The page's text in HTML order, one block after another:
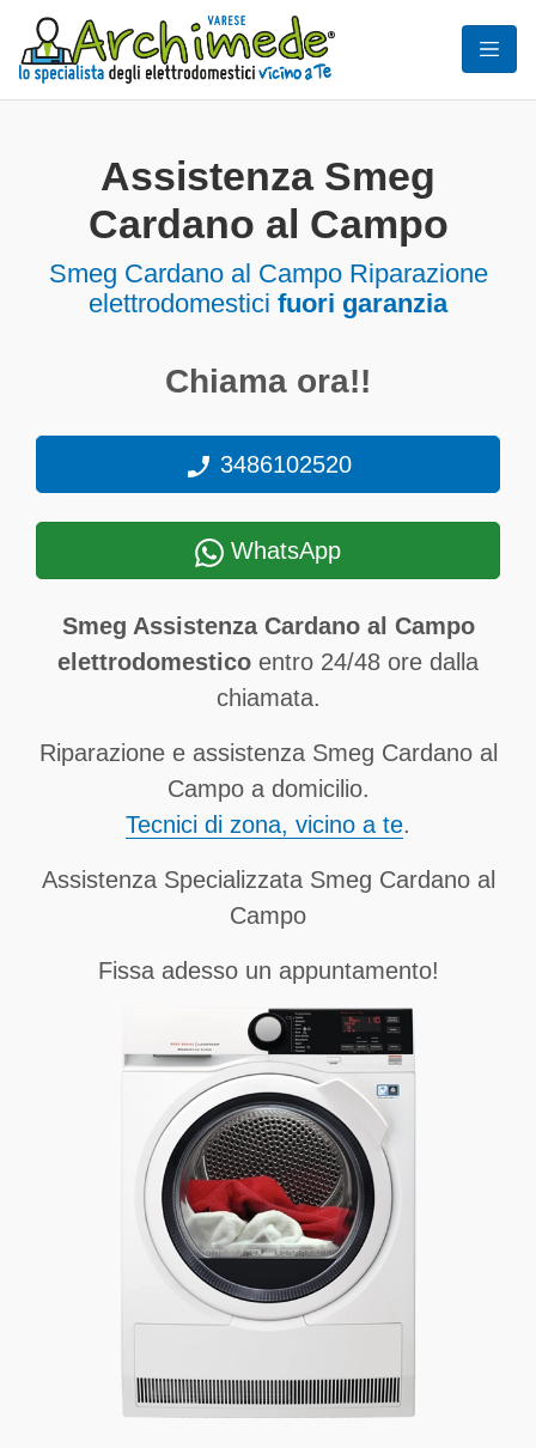
Assistenza Smeg
Cardano al Campo
Smeg Cardano al Campo Riparazione
elettrodomestici fuori garanzia
Chiama ora!!
3486102520
WhatsApp
Smeg Assistenza Cardano al Campo
elettrodomestico entro 24/48 ore dalla
chiamata.
Riparazione e assistenza Smeg Cardano al
Campo a domicilio.
Tecnici di zona, vicino a te.
Assistenza Specializzata Smeg Cardano al
Campo
Fissa adesso un appuntamento!